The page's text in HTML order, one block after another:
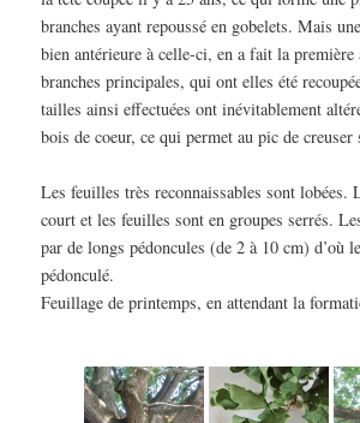
branches ayant repoussé en gobelets. Mais
bien antérieure à celle-ci, en a fait la première
branches principales, qui ont elles été
tailles ainsi effectuées ont inévitablement
bois de coeur, ce qui permet au pic de creuser
Les feuilles très reconnaissables sont lobées.
court et les feuilles sont en groupes serrés.
par de longs pédoncules (de 2 à 10 cm) d’où
pédonculé.
Feuillage de printemps, en attendant la